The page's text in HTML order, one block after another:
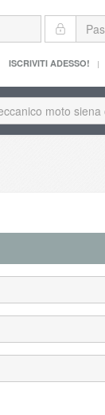
ISCRIVITI ADESSO!